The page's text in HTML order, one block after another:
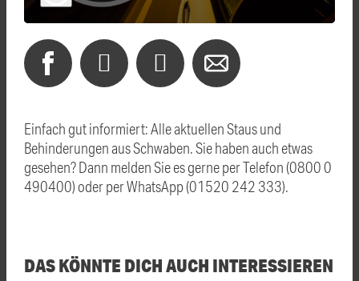
Einfach gut informiert: Alle aktuellen Staus und
Behinderungen aus Schwaben. Sie haben auch etwas
gesehen? Dann melden Sie es gerne per Telefon (0800 0
490400) oder per WhatsApp (01520 242 333).
DAS KÖNNTE DICH AUCH INTERESSIEREN